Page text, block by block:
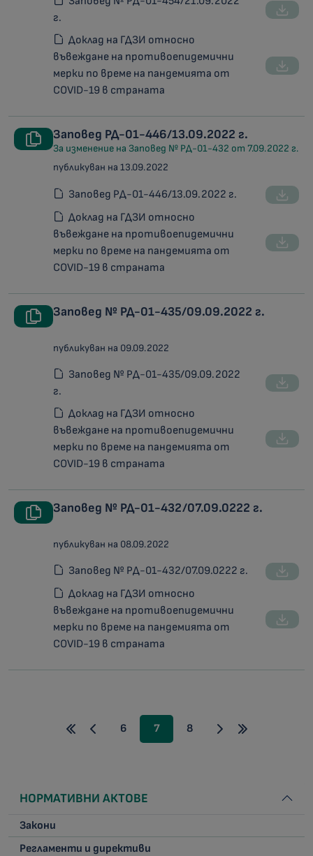
г.
Доклад на ГДЗИ относно
въвеждане на противоепидемични
мерки по време на пандемията от
COVID-19 в страната
Заповед РД-01-446/13.09.2022 г.
За изменение на Заповед № РД-01-432 от 7.09.2022 г.
публикуван на 13.09.2022
Заповед РД-01-446/13.09.2022 г.
Доклад на ГДЗИ относно
въвеждане на противоепидемични
мерки по време на пандемията от
COVID-19 в страната
Заповед № РД-01-435/09.09.2022 г.
публикуван на 09.09.2022
Заповед № РД-01-435/09.09.2022
г.
Доклад на ГДЗИ относно
въвеждане на противоепидемични
мерки по време на пандемията от
COVID-19 в страната
Заповед № РД-01-432/07.09.0222 г.
публикуван на 08.09.2022
Заповед № РД-01-432/07.09.0222 г.
Доклад на ГДЗИ относно
въвеждане на противоепидемични
мерки по време на пандемията от
COVID-19 в страната
6 7 8
НОРМАТИВНИ АКТОВЕ
Закони
Регламенти и директиви